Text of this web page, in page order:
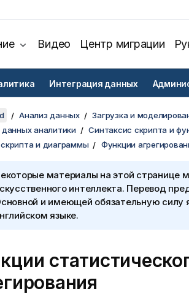
Видео Центр миграции
Интеграция данных
Анализ данных
Загрузка и
данных аналитики
Синтаксис скрипта и
и диаграммы
Функции
материалы на этой странице
интеллекта. Перевод
и имеющей обязательную силу
языке.